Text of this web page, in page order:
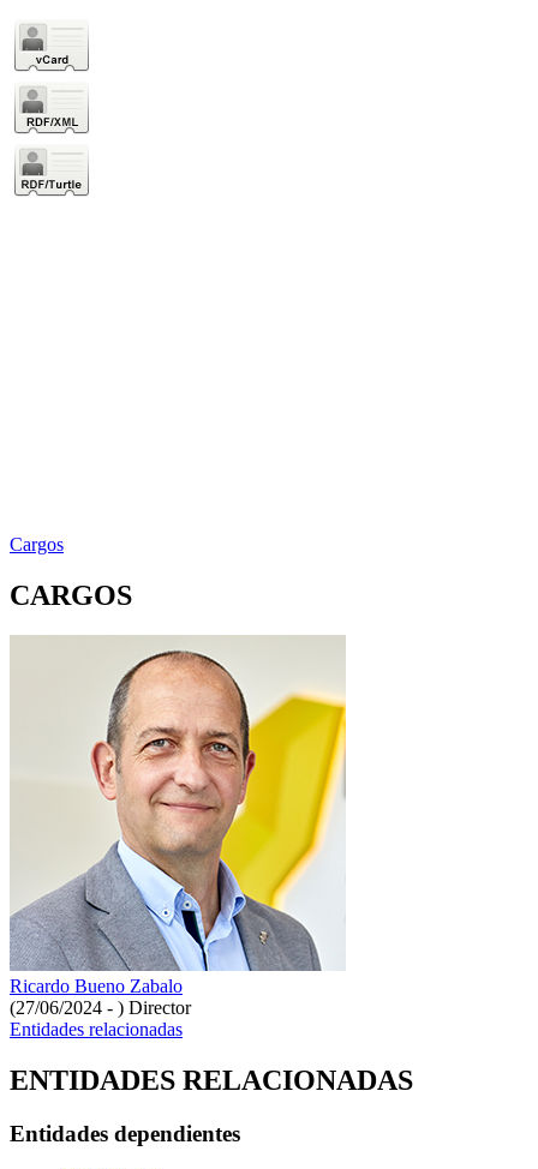
Cargos
CARGOS
Ricardo Bueno Zabalo
(27/06/2024 - ) Director
Entidades relacionadas
ENTIDADES RELACIONADAS
Entidades dependientes